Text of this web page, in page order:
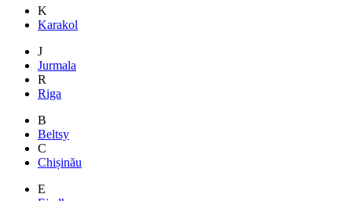
K
Karakol
J
Jurmala
R
Riga
B
Beltsy
C
Chișinău
E